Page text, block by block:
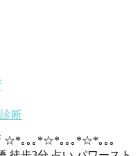
断
☆*｡｡｡*☆*｡｡｡*☆*｡｡｡